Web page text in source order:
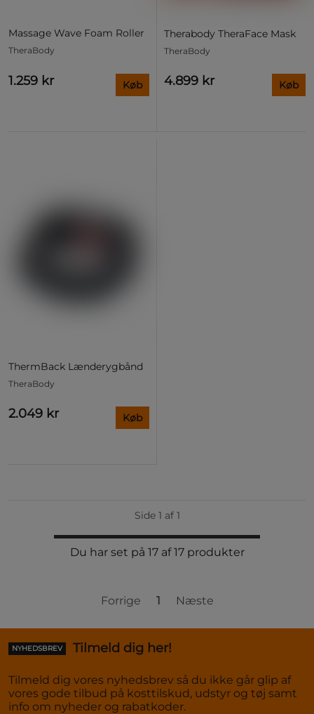
Massage Wave Foam Roller
TheraBody
1.259 kr Køb
Therabody TheraFace Mask
TheraBody
4.899 kr Køb
ThermBack Lænderygbånd
TheraBody
2.049 kr Køb
Side 1 af 1
Du har set på 17 af 17 produkter
Forrige 1 Næste
NYHEDSBREV Tilmeld dig her!
Tilmeld dig vores nyhedsbrev så du ikke går glip af
vores gode tilbud på kosttilskud, udstyr og tøj samt
info om nyheder og rabatkoder.